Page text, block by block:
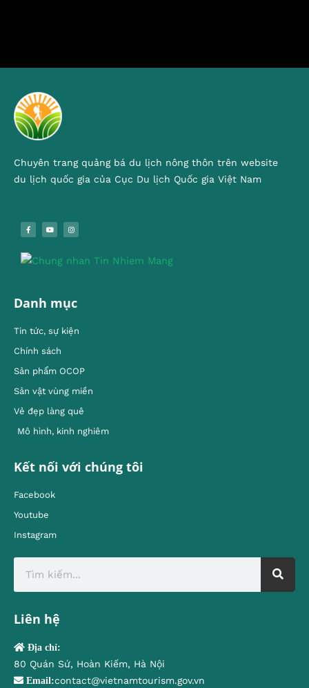
Chuyên trang quảng bá du lịch nông thôn trên website
du lịch quốc gia của Cục Du lịch Quốc gia Việt Nam
Danh mục
Tin tức, sự kiện
Chính sách
Sản phẩm OCOP
Sản vật vùng miền
Vẻ đẹp làng quê
Mô hình, kinh nghiêm
Kết nối với chúng tôi
Facebook
Youtube
Instagram
Liên hệ
Địa chỉ:
80 Quán Sứ, Hoàn Kiếm, Hà Nội
Email:contact@vietnamtourism.gov.vn